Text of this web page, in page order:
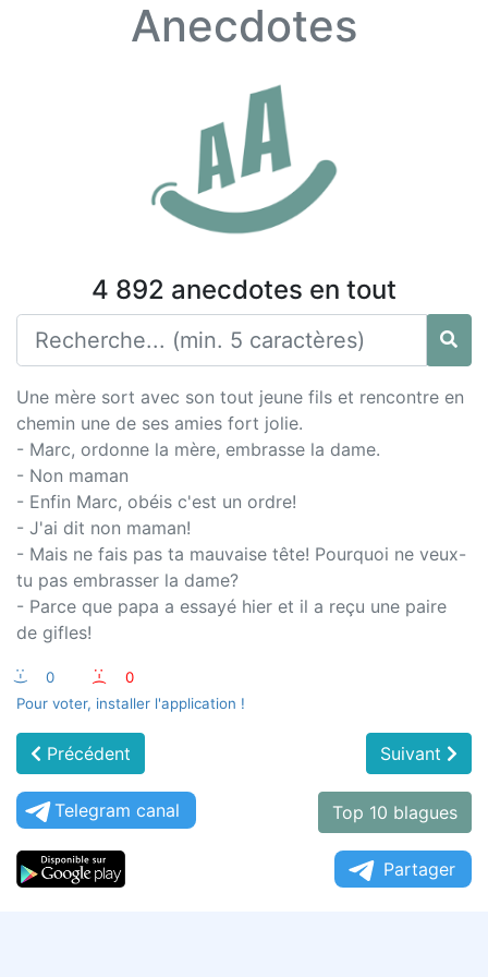
Anecdotes
4 892 anecdotes en tout
Une mère sort avec son tout jeune fils et rencontre en
chemin une de ses amies fort jolie.
- Marc, ordonne la mère, embrasse la dame.
- Non maman
- Enfin Marc, obéis c'est un ordre!
- J'ai dit non maman!
- Mais ne fais pas ta mauvaise tête! Pourquoi ne veux-
tu pas embrasser la dame?
- Parce que papa a essayé hier et il a reçu une paire
de gifles!
:-) 0 :-(
0
Pour voter, installer l'application !
Précédent Suivant
Telegram canal Top 10 blagues
Partager